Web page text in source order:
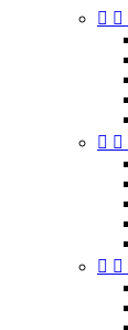
 
 
 